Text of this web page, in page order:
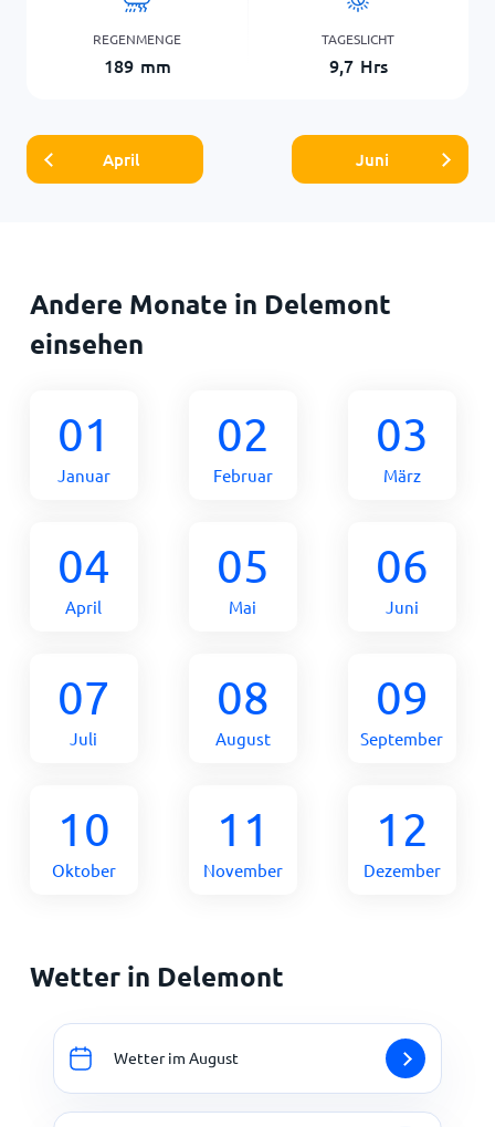
REGENMENGE
189 mm
TAGESLICHT
9,7 Hrs
April Juni
Andere Monate in Delemont
einsehen
01
Januar
02
Februar
03
März
04
April
05
Mai
06
Juni
07
Juli
08
August
09
September
10
Oktober
11
November
12
Dezember
Wetter in Delemont
Wetter im August